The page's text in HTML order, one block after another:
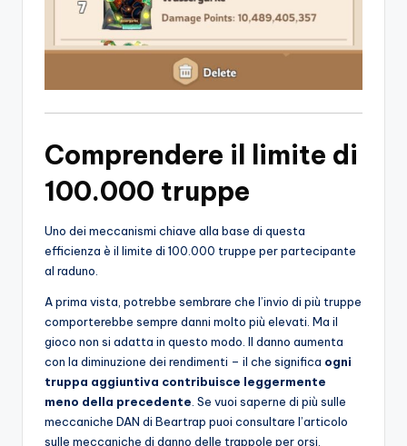
Comprendere il limite di
100.000 truppe
Uno dei meccanismi chiave alla base di questa
efficienza è il limite di 100.000 truppe per partecipante
al raduno.
A prima vista, potrebbe sembrare che l’invio di più truppe
comporterebbe sempre danni molto più elevati. Ma il
gioco non si adatta in questo modo. Il danno aumenta
con la diminuzione dei rendimenti – il che significa ogni
truppa aggiuntiva contribuisce leggermente
meno della precedente . Se vuoi saperne di più sulle
meccaniche DAN di Beartrap puoi consultare l’articolo
sulle meccaniche di danno delle trappole per orsi.